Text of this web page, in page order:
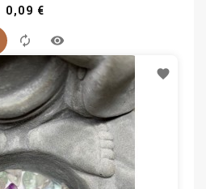
0,09 €